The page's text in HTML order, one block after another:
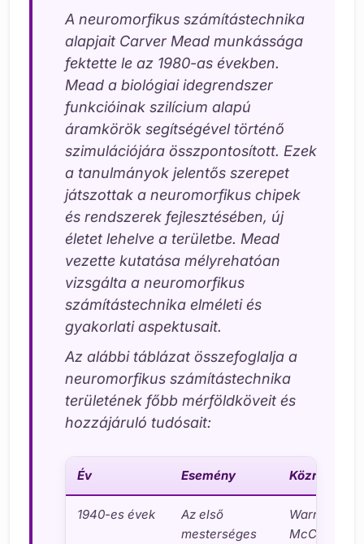
A neuromorfikus számítástechnika
alapjait Carver Mead munkássága
fektette le az 1980-as években.
Mead a biológiai idegrendszer
funkcióinak szilícium alapú
áramkörök segítségével történő
szimulációjára összpontosított. Ezek
a tanulmányok jelentős szerepet
játszottak a neuromorfikus chipek
és rendszerek fejlesztésében, új
életet lehelve a területbe. Mead
vezette kutatása mélyrehatóan
vizsgálta a neuromorfikus
számítástechnika elméleti és
gyakorlati aspektusait.
Az alábbi táblázat összefoglalja a
neuromorfikus számítástechnika
területének főbb mérföldköveit és
hozzájáruló tudósait:
Év Esemény
1940-es évek
Az első
mesterséges
Warren
McCulloch,